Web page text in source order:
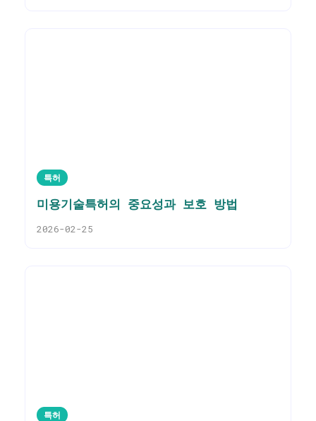
특허
미용기술특허의 중요성과 보호 방법
2026-02-25
특허